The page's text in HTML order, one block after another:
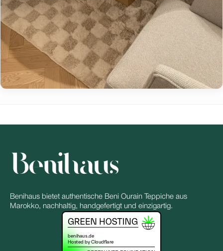
Benihaus bietet authentische Beni Ourain Teppiche aus
Marokko, nachhaltig, handgefertigt und einzigartig.